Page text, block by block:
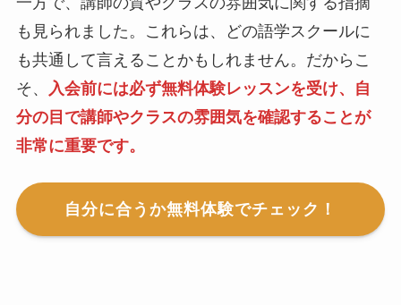
も見られました。これらは、どの語学スクールに
も共通して言えることかもしれません。だからこ
そ、
入会前には必ず無料体験レッスンを受け、自
分の目で講師やクラスの雰囲気を確認することが
非常に重要です。
自分に合うか無料体験でチェック！